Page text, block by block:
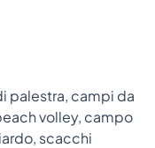
palestra, campi da
volley, campo
scacchi